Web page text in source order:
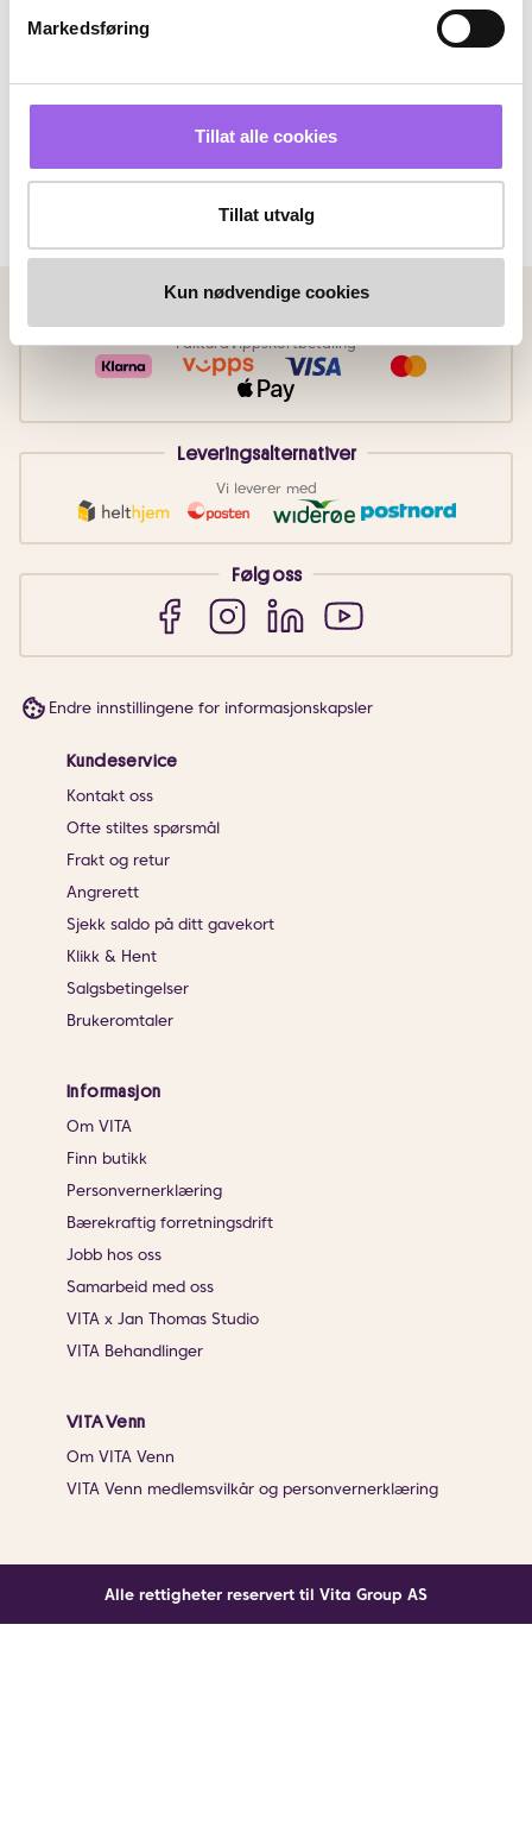
Markedsføring
Tillat alle cookies
Tillat utvalg
Kun nødvendige cookies
FakturaVippsKortbetaling
Leveringsalternativer
Vi leverer med
Følg oss
Endre innstillingene for informasjonskapsler
Kundeservice
Kontakt oss
Ofte stiltes spørsmål
Frakt og retur
Angrerett
Sjekk saldo på ditt gavekort
Klikk & Hent
Salgsbetingelser
Brukeromtaler
Informasjon
Om VITA
Finn butikk
Personvernerklæring
Bærekraftig forretningsdrift
Jobb hos oss
Samarbeid med oss
VITA x Jan Thomas Studio
VITA Behandlinger
VITA Venn
Om VITA Venn
VITA Venn medlemsvilkår og personvernerklæring
Alle rettigheter reservert til Vita Group AS